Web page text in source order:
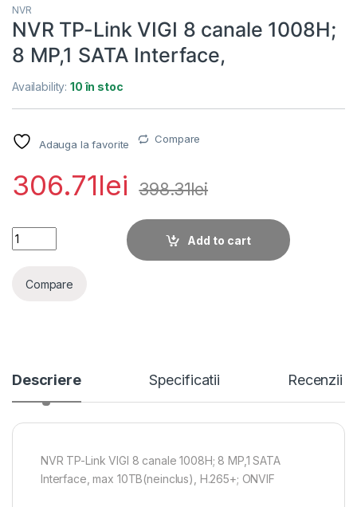
NVR
NVR TP-Link VIGI 8 canale 1008H;
8 MP,1 SATA Interface,
Availability:10 în stoc
Adauga la favorite Compare
306.71lei 398.31lei
NVR TP-Link VIGI 8 canale 1008H; 8 MP,1 SATA Interface,
Add to cart
Compare
Descriere Specificatii Recenzii
NVR TP-Link VIGI 8 canale 1008H; 8 MP,1 SATA
Interface, max 10TB(neinclus), H.265+; ONVIF